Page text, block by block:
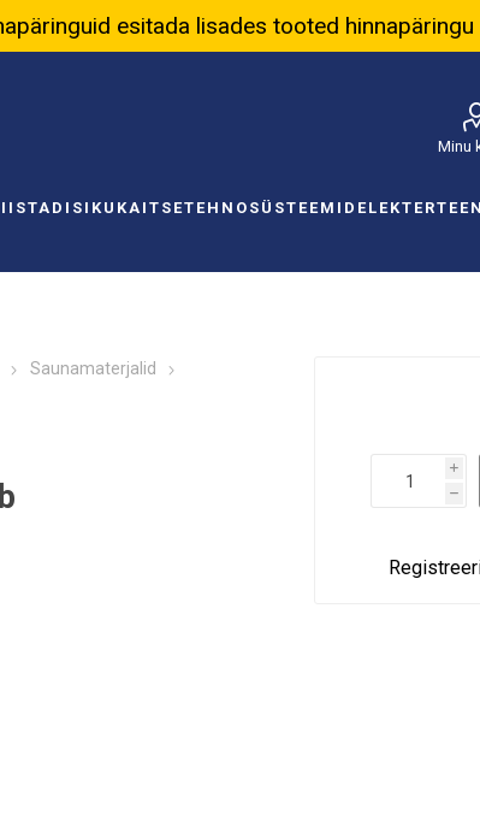
esitada lisades tooted hinnapäringu
Minu
ISIKUKAITSETEHNOSÜSTEEMID ELEKTER
Saunamaterjalid
i
h